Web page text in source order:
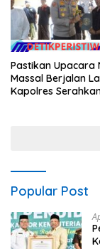
Pastikan Upacara
Massal Berjalan
Kapolres
Popular Post